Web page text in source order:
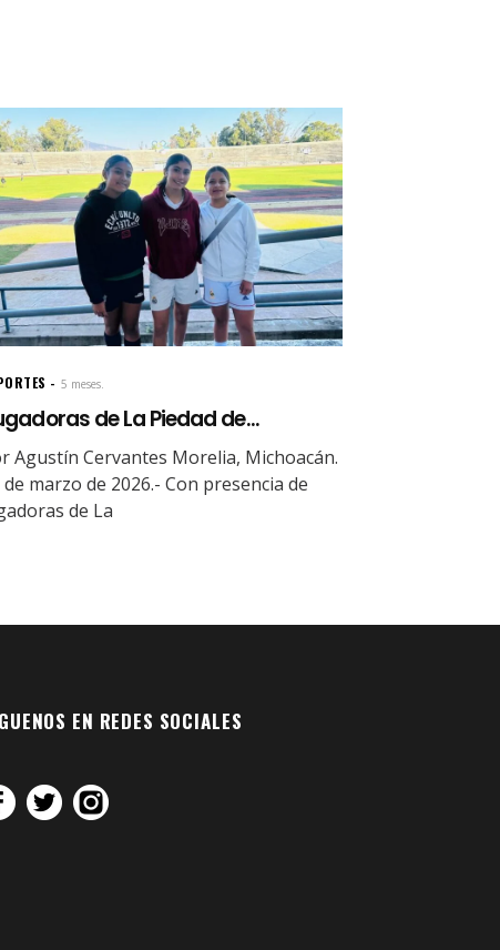
5 meses.
de La Piedad de...
Agustín Cervantes Morelia, Michoacán.
de marzo de 2026.- Con presencia de
de La
EN REDES SOCIALES